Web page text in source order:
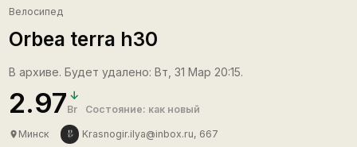
Велосипед
Orbea terra h30
В архиве. Будет удалено: Вт, 31 Мар 20:15.
2.97Br Состояние: как новый
place Минск Krasnogir.ilya@inbox.ru, 667